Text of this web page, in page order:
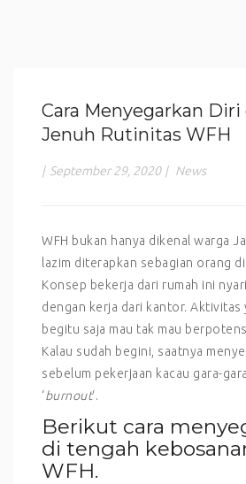
Cara Menyegarkan Diri
Jenuh Rutinitas WFH
| September 29, 2020 | News
WFH bukan hanya dikenal warga
lazim diterapkan sebagian orang
Konsep bekerja dari rumah ini
dengan kerja dari kantor. Aktivitas
begitu saja mau tak mau
Kalau sudah begini, saatnya
sebelum pekerjaan kacau gara-
‘burnout‘.
Berikut cara
di tengah
WFH.